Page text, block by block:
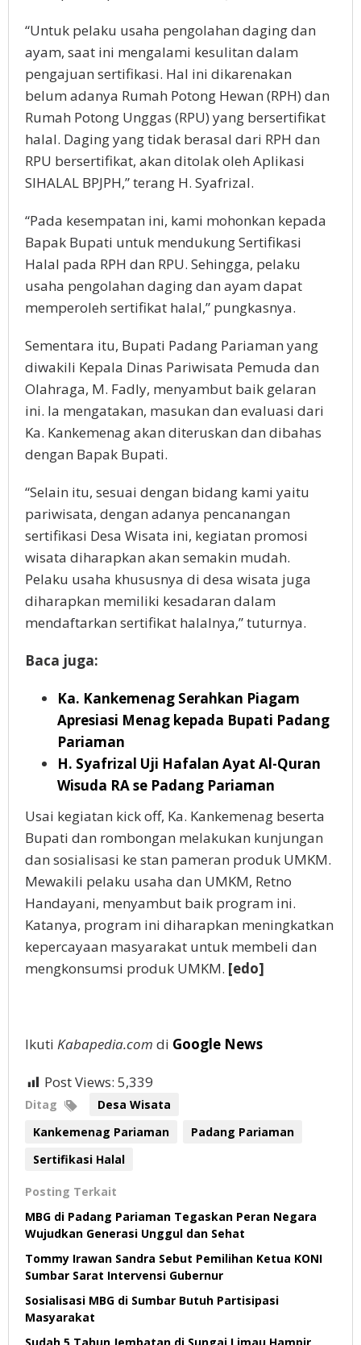
“Untuk pelaku usaha pengolahan daging dan
ayam, saat ini mengalami kesulitan dalam
pengajuan sertifikasi. Hal ini dikarenakan
belum adanya Rumah Potong Hewan (RPH) dan
Rumah Potong Unggas (RPU) yang bersertifikat
halal. Daging yang tidak berasal dari RPH dan
RPU bersertifikat, akan ditolak oleh Aplikasi
SIHALAL BPJPH,” terang H. Syafrizal.
“Pada kesempatan ini, kami mohonkan kepada
Bapak Bupati untuk mendukung Sertifikasi
Halal pada RPH dan RPU. Sehingga, pelaku
usaha pengolahan daging dan ayam dapat
memperoleh sertifikat halal,” pungkasnya.
Sementara itu, Bupati Padang Pariaman yang
diwakili Kepala Dinas Pariwisata Pemuda dan
Olahraga, M. Fadly, menyambut baik gelaran
ini. Ia mengatakan, masukan dan evaluasi dari
Ka. Kankemenag akan diteruskan dan dibahas
dengan Bapak Bupati.
“Selain itu, sesuai dengan bidang kami yaitu
pariwisata, dengan adanya pencanangan
sertifikasi Desa Wisata ini, kegiatan promosi
wisata diharapkan akan semakin mudah.
Pelaku usaha khususnya di desa wisata juga
diharapkan memiliki kesadaran dalam
mendaftarkan sertifikat halalnya,” tuturnya.
Baca juga:
Ka. Kankemenag Serahkan Piagam
Apresiasi Menag kepada Bupati Padang
Pariaman
H. Syafrizal Uji Hafalan Ayat Al-Quran
Wisuda RA se Padang Pariaman
Usai kegiatan kick off, Ka. Kankemenag beserta
Bupati dan rombongan melakukan kunjungan
dan sosialisasi ke stan pameran produk UMKM.
Mewakili pelaku usaha dan UMKM, Retno
Handayani, menyambut baik program ini.
Katanya, program ini diharapkan meningkatkan
kepercayaan masyarakat untuk membeli dan
mengkonsumsi produk UMKM. [edo]
Ikuti Kabapedia.com di Google News
Post Views: 5,339
Ditag
Desa Wisata
Kankemenag Pariaman
Padang Pariaman
Sertifikasi Halal
Posting Terkait
MBG di Padang Pariaman Tegaskan Peran Negara
Wujudkan Generasi Unggul dan Sehat
Tommy Irawan Sandra Sebut Pemilihan Ketua KONI
Sumbar Sarat Intervensi Gubernur
Sosialisasi MBG di Sumbar Butuh Partisipasi
Masyarakat